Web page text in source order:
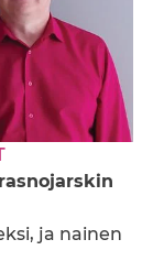
ja nainen